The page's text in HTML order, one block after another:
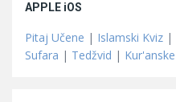
APPLE iOS
Pitaj Učene | Islamski Kviz |
Sufara | Tedžvid |